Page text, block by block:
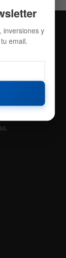
inversiones y
email.